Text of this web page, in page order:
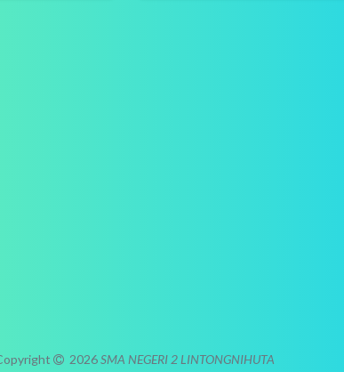
2026SMA NEGERI 2 LINTONGNIHUTA